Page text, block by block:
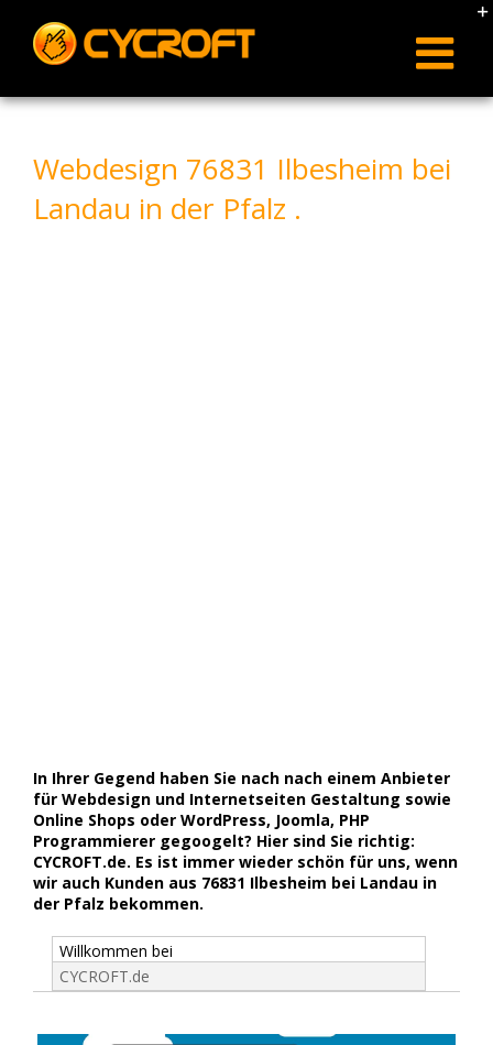
content
Webdesign 76831 Ilbesheim bei
Landau in der Pfalz .
In Ihrer Gegend haben Sie nach nach einem Anbieter
für Webdesign und Internetseiten Gestaltung sowie
Online Shops oder WordPress, Joomla, PHP
Programmierer gegoogelt? Hier sind Sie richtig:
CYCROFT.de. Es ist immer wieder schön für uns, wenn
wir auch Kunden aus 76831 Ilbesheim bei Landau in
der Pfalz bekommen.
Willkommen bei
CYCROFT.de